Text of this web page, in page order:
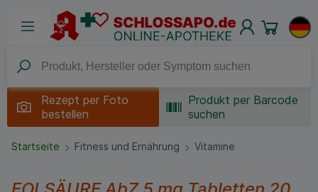
Rezept per Foto
bestellen
Produkt per Barcode
suchen
Startseite Fitness und Ernährung Vitamine